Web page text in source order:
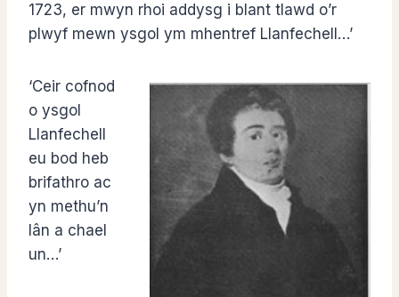
1723, er mwyn rhoi addysg i blant tlawd o’r
plwyf mewn ysgol ym mhentref Llanfechell…’
‘Ceir cofnod
o ysgol
Llanfechell
eu bod heb
brifathro ac
yn methu’n
lân a chael
un…’